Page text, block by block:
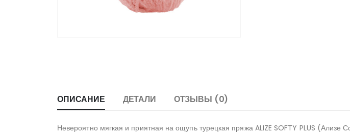
ОПИСАНИЕ ДЕТАЛИ ОТЗЫВЫ (0)
Невероятно мягкая и приятная на ощупь турецкая пряжа ALIZE SOFTY PLUS